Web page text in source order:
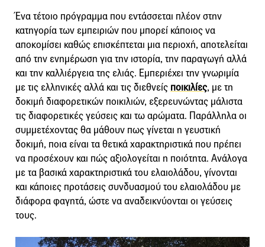
Ένα τέτοιο πρόγραμμα που εντάσσεται πλέον στην
κατηγορία των εμπειριών που μπορεί κάποιος να
αποκομίσει καθώς επισκέπτεται μια περιοχή, αποτελείται
από την ενημέρωση για την ιστορία, την παραγωγή αλλά
και την καλλιέργεια της ελιάς. Εμπεριέχει την γνωριμία
με τις ελληνικές αλλά και τις διεθνείς ποικιλίες, με τη
δοκιμή διαφορετικών ποικιλιών, εξερευνώντας μάλιστα
τις διαφορετικές γεύσεις και τω αρώματα. Παράλληλα οι
συμμετέχοντας θα μάθουν πως γίνεται η γευστική
δοκιμή, ποια είναι τα θετικά χαρακτηριστικά που πρέπει
να προσέχουν και πώς αξιολογείται η ποιότητα. Ανάλογα
με τα βασικά χαρακτηριστικά του ελαιολάδου, γίνονται
και κάποιες προτάσεις συνδυασμού του ελαιολάδου με
διάφορα φαγητά, ώστε να αναδεικνύονται οι γεύσεις
τους.